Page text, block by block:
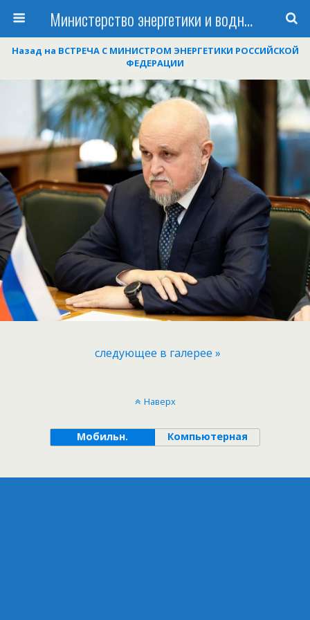
Министерство энергетики и водных ресурсов Республики Таджикистан
Назад на ВСТРЕЧА С МИНИСТРОМ ЭНЕРГЕТИКИ РОССИЙСКОЙ
ФЕДЕРАЦИИ
следующее в галерее »
Наверх
Мобильн. Компьютерная